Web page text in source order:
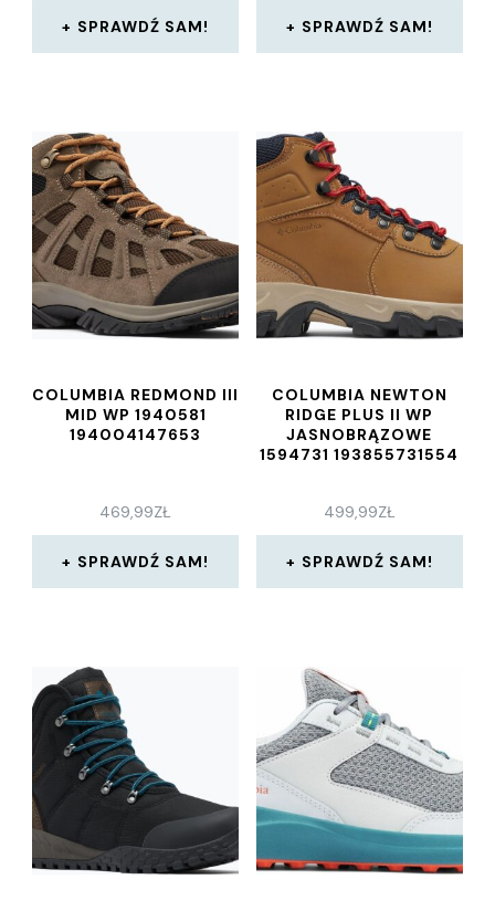
SPRAWDŹ SAM! SPRAWDŹ SAM!
COLUMBIA REDMOND III
MID WP 1940581
194004147653
469,99ZŁ
SPRAWDŹ SAM!
COLUMBIA NEWTON
RIDGE PLUS II WP
JASNOBRĄZOWE
1594731 193855731554
499,99ZŁ
SPRAWDŹ SAM!